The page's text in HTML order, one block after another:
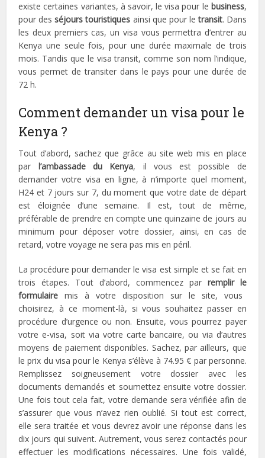
existe certaines variantes, à savoir, le visa pour le business,
pour desséjours touristiques ainsi que pour letransit. Dans
les deux premiers cas, un visa vous permettra d’entrer au
Kenya une seule fois, pour une durée maximale de trois
mois. Tandis que le visa transit, comme son nom l’indique,
vous permet de transiter dans le pays pour une durée de
72 h.
Comment demander un visa pour le
Kenya ?
Tout d’abord, sachez que grâce au site web mis en place
par l’ambassade du Kenya, il vous est possible de
demander votre visa en ligne, à n’importe quel moment,
H24 et 7 jours sur 7, du moment que votre date de départ
est éloignée d’une semaine. Il est, tout de même,
préférable de prendre en compte une quinzaine de jours au
minimum pour déposer votre dossier, ainsi, en cas de
retard, votre voyage ne sera pas mis en péril.
La procédure pour demander le visa est simple et se fait en
trois étapes. Tout d’abord, commencez parremplir le
formulairemis à votre disposition sur le site, vous
choisirez, à ce moment-là, si vous souhaitez passer en
procédure d’urgence ou non. Ensuite, vous pourrez payer
votre e-visa, soit via votre carte bancaire, ou via d’autres
moyens de paiement disponibles. Sachez, par ailleurs, que
le prix du visa pour le Kenya s’élève à 74.95 € par personne.
Remplissez soigneusement votre dossier avec les
documents demandés et soumettez ensuite votre dossier.
Une fois tout cela fait, votre demande sera vérifiée afin de
s’assurer que vous n’avez rien oublié. Si tout est correct,
elle sera traitée et vous devrez avoir une réponse dans les
dix jours qui suivent. Autrement, vous serez contactés pour
effectuer les modifications nécessaires. Une fois validé,